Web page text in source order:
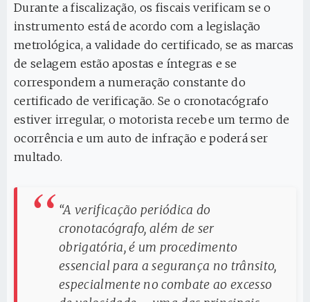
Durante a fiscalização, os fiscais verificam se o
instrumento está de acordo com a legislação
metrológica, a validade do certificado, se as marcas
de selagem estão apostas e íntegras e se
correspondem a numeração constante do
certificado de verificação. Se o cronotacógrafo
estiver irregular, o motorista recebe um termo de
ocorrência e um auto de infração e poderá ser
multado.
“A verificação periódica do
cronotacógrafo, além de ser
obrigatória, é um procedimento
essencial para a segurança no trânsito,
especialmente no combate ao excesso